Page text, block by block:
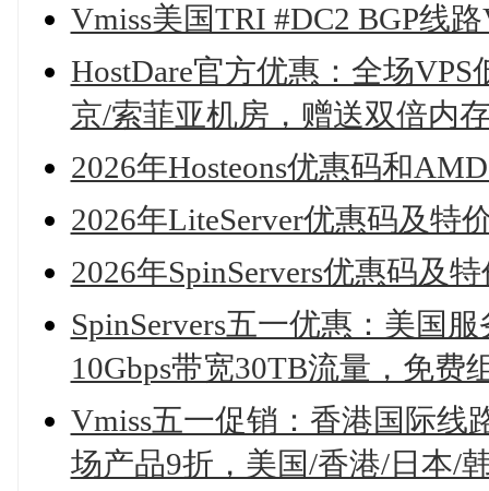
Vmiss美国TRI #DC2 BGP线
HostDare官方优惠：全场
京/索菲亚机房，赠送双倍内
2026年Hosteons优惠码和
2026年LiteServer优惠码及特
2026年SpinServers优惠码及
SpinServers五一优惠：美国
10Gbps带宽30TB流量，免费
Vmiss五一促销：香港国际线
场产品9折，美国/香港/日本/